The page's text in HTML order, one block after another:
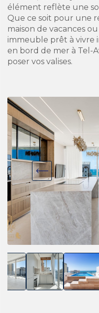
élément reflète une
Que ce soit pour une
maison de vacances
immeuble prêt à vivre
en bord de mer à Tel-
poser vos valises.